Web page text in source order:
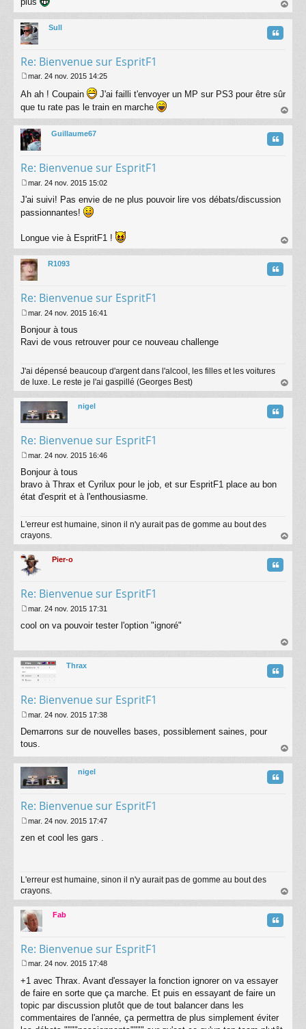
g
au
Sull
Re: Bienvenue sur EspritF1
Citation
e
s
a
g
e
mar. 24 nov. 2015 14:25
Ah ah ! Coupain
J'ai failli t'envoyer un MP sur PS3 pour être sûr
que tu rate pas le train en marche
au
Guillaume67
Re: Bienvenue sur EspritF1
Citation
e
s
g
mar. 24 nov. 2015 15:02
J'ai suivi! Pas envie de ne plus pouvoir lire vos débats/discussion
passionnantes!
Longue vie à EspritF1 !
au
R1093
Re: Bienvenue sur EspritF1
Citation
e
s
g
e
mar. 24 nov. 2015 16:41
Bonjour à tous
Ravi de vous retrouver pour ce nouveau challenge
J'ai dépensé beaucoup d'argent dans l'alcool, les filles et les voitures
de luxe. Le reste je l'ai gaspillé (Georges Best)
au
nigel
Re: Bienvenue sur EspritF1
Citation
e
s
s
e
mar. 24 nov. 2015 16:46
Bonjour à tous
bravo à Thrax et Cyrilux pour le job, et sur EspritF1 place au bon
état d'esprit et à l'enthousiasme.
L'erreur est humaine, sinon il n'y aurait pas de gomme au bout des
crayons.
au
Pier-o
Re: Bienvenue sur EspritF1
Citation
e
a
g
e
mar. 24 nov. 2015 17:31
cool on va pouvoir tester l'option "ignoré"
au
Thrax
Re: Bienvenue sur EspritF1
Citation
e
s
a
g
e
mar. 24 nov. 2015 17:38
Demarrons sur de nouvelles bases, possiblement saines, pour
tous.
au
nigel
Re: Bienvenue sur EspritF1
Citation
e
g
e
mar. 24 nov. 2015 17:47
zen et cool les gars .
L'erreur est humaine, sinon il n'y aurait pas de gomme au bout des
crayons.
au
Fab
Re: Bienvenue sur EspritF1
Citation
s
a
g
mar. 24 nov. 2015 17:48
+1 avec Thrax. Avant d'essayer la fonction ignorer on va essayer
de faire en sorte que ça marche. Et puis en essayant de faire un
topic par discussion plutôt que de tout balancer dans les
commentaires de l'année, ça permettra de plus simplement éviter